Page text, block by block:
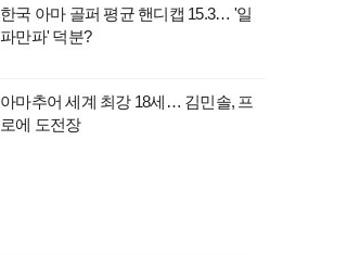
한국 아마 골퍼 평균 핸디캡 15.3… '일
파만파' 덕분?
아마추어 세계 최강 18세… 김민솔, 프
로에 도전장